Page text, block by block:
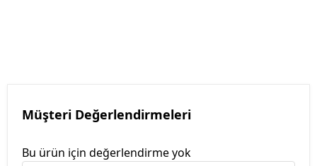
Müşteri Değerlendirmeleri
Bu ürün için değerlendirme yok